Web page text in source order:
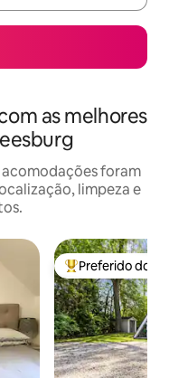
as melhores
acomodações foram
limpeza e
Entre os
Preferido dos